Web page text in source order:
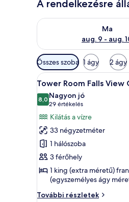
A rendelkezésre
Ma
aug. 9 - aug.
A ma esti rendelkezésre
Szobákhoz
rendelkezésre
álló
szűrők
Összes szoba 1 ágy 2 ágy
A
következő
szoba
összes
képének
megtekintése:
Tower
Room Falls
View One
King
Jacuzzi
6
Tower Room Falls View
8,010-ből 8,0
Nagyon jó
29 értékelés
(29
értékelés)
Kilátás a vízre
33 négyzetméter
1 hálószoba
3 férőhely
1 king (extra méretű)
(egyszemélyes ágy
További részletek
Tower